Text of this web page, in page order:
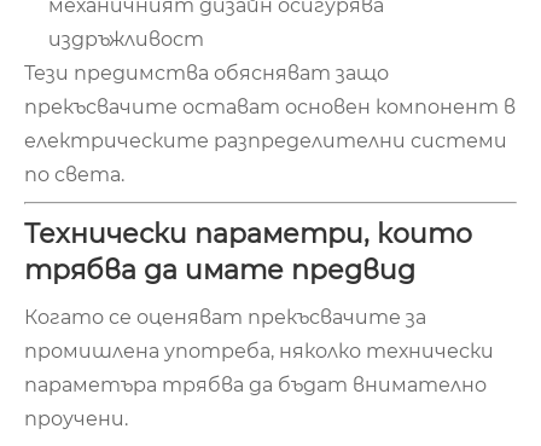
механичният дизайн осигурява
издръжливост
Тези предимства обясняват защо
прекъсвачите остават основен компонент в
електрическите разпределителни системи
по света.
Технически параметри, които
трябва да имате предвид
Когато се оценяват прекъсвачите за
промишлена употреба, няколко технически
параметъра трябва да бъдат внимателно
проучени.